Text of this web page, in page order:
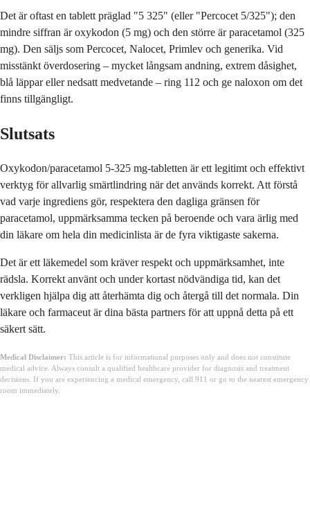
Det är oftast en tablett präglad "5 325" (eller "Percocet 5/325"); den
mindre siffran är oxykodon (5 mg) och den större är paracetamol (325
mg). Den säljs som Percocet, Nalocet, Primlev och generika. Vid
misstänkt överdosering – mycket långsam andning, extrem dåsighet,
blå läppar eller nedsatt medvetande – ring 112 och ge naloxon om det
finns tillgängligt.
Slutsats
Oxykodon/paracetamol 5-325 mg-tabletten är ett legitimt och effektivt
verktyg för allvarlig smärtlindring när det används korrekt. Att förstå
vad varje ingrediens gör, respektera den dagliga gränsen för
paracetamol, uppmärksamma tecken på beroende och vara ärlig med
din läkare om hela din medicinlista är de fyra viktigaste sakerna.
Det är ett läkemedel som kräver respekt och uppmärksamhet, inte
rädsla. Korrekt använt och under kortast nödvändiga tid, kan det
verkligen hjälpa dig att återhämta dig och återgå till det normala. Din
läkare och farmaceut är dina bästa partners för att uppnå detta på ett
säkert sätt.
Medical Disclaimer: This article is for informational purposes only and does not constitute
medical advice. Always consult a qualified healthcare provider for diagnosis and treatment
decisions. If you are experiencing a medical emergency, call 911 or go to the nearest emergency
room immediately.